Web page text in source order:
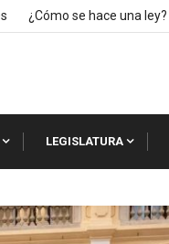
¿Cómo se hace una ley?
LEGISLATURA